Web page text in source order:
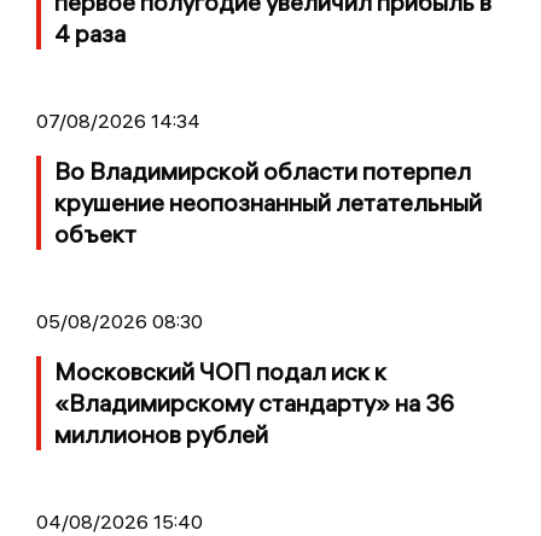
4 раза
07/08/2026 14:34
Во Владимирской области потерпел
крушение неопознанный летательный
объект
05/08/2026 08:30
Московский ЧОП подал иск к
«Владимирскому стандарту» на 36
миллионов рублей
04/08/2026 15:40